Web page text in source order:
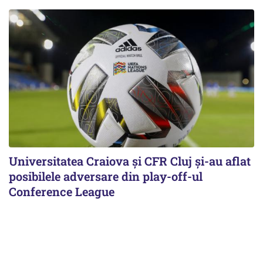
Universitatea Craiova și CFR Cluj și-au aflat
posibilele adversare din play-off-ul
Conference League